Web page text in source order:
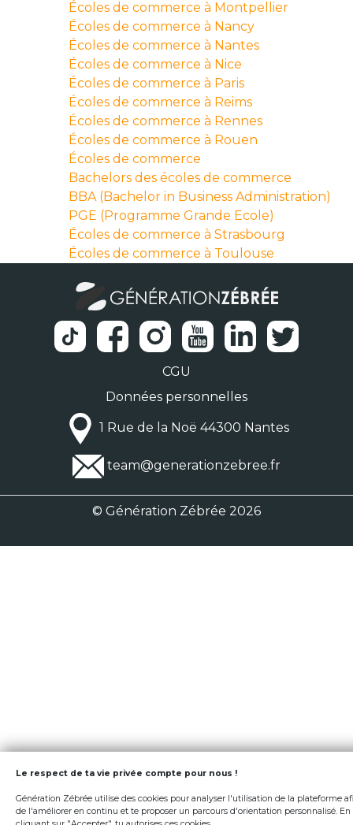
Écoles de commerce à Montpellier
Écoles de commerce à Nancy
Écoles de commerce à Nantes
Écoles de commerce à Nice
Écoles de commerce à Paris
Écoles de commerce à Reims
Écoles de commerce à Rennes
Écoles de commerce à Rouen
Écoles de commerce
Bachelors des écoles de commerce
BBA (Bachelor in Business Administration)
PGE (Programme Grande Ecole)
Écoles de commerce à Strasbourg
Écoles de commerce à Toulouse
CGU
Données personnelles
1 Rue de la Noë 44300 Nantes
team@generationzebree.fr
© Génération Zébrée 2026
Le respect de ta vie privée compte pour nous !
Génération Zébrée utilise des cookies pour analyser l'utilisation de la plateforme
de l'améliorer en continu et te proposer un parcours d'orientation personnalisé. En